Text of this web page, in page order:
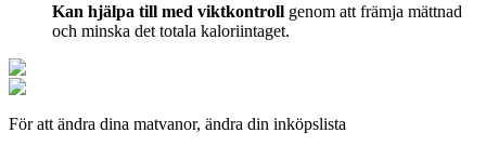
Kan hjälpa till med viktkontroll genom att främja mättnad
och minska det totala kaloriintaget.
För att ändra dina matvanor, ändra din inköpslista